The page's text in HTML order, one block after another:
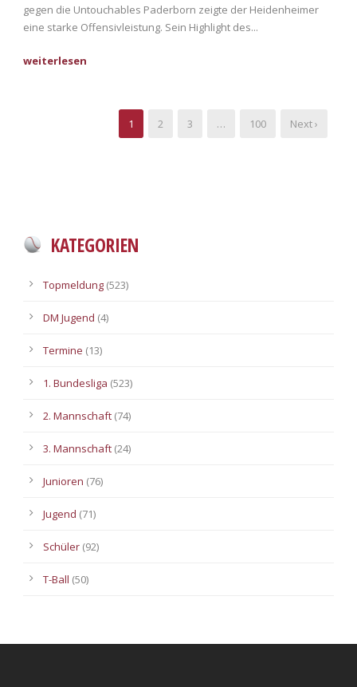
gegen die Untouchables Paderborn zeigte der Heidenheimer
eine starke Offensivleistung. Sein Highlight des...
1 2 3 … 100 Next ›
KATEGORIEN
Topmeldung (523)
DM Jugend (4)
Termine (13)
1. Bundesliga (523)
2. Mannschaft (74)
3. Mannschaft (24)
Junioren (76)
Jugend (71)
Schüler (92)
T-Ball (50)